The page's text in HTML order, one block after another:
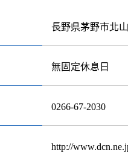
長野県茅野市北
無固定休息日
0266-67-2030
http://